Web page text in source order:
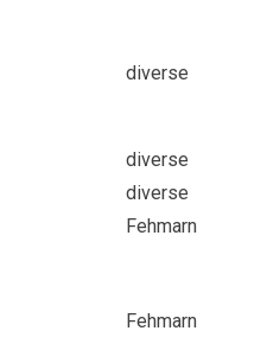
diverse
diverse
diverse
Fehmarn
Fehmarn